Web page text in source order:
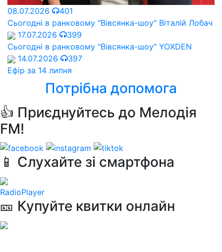
08.07.2026
401
Сьогодні в ранковому "Вівсянка-шоу" Віталій Лобач
17.07.2026
399
Сьогодні в ранковому "Вівсянка-шоу" YOXDEN
14.07.2026
397
Ефір за 14 липня
Потрібна допомога
👍 Приєднуйтесь до Мелодія
FM!
📱 Слухайте зі смартфона
RadioPlayer
🎫 Купуйте квитки онлайн